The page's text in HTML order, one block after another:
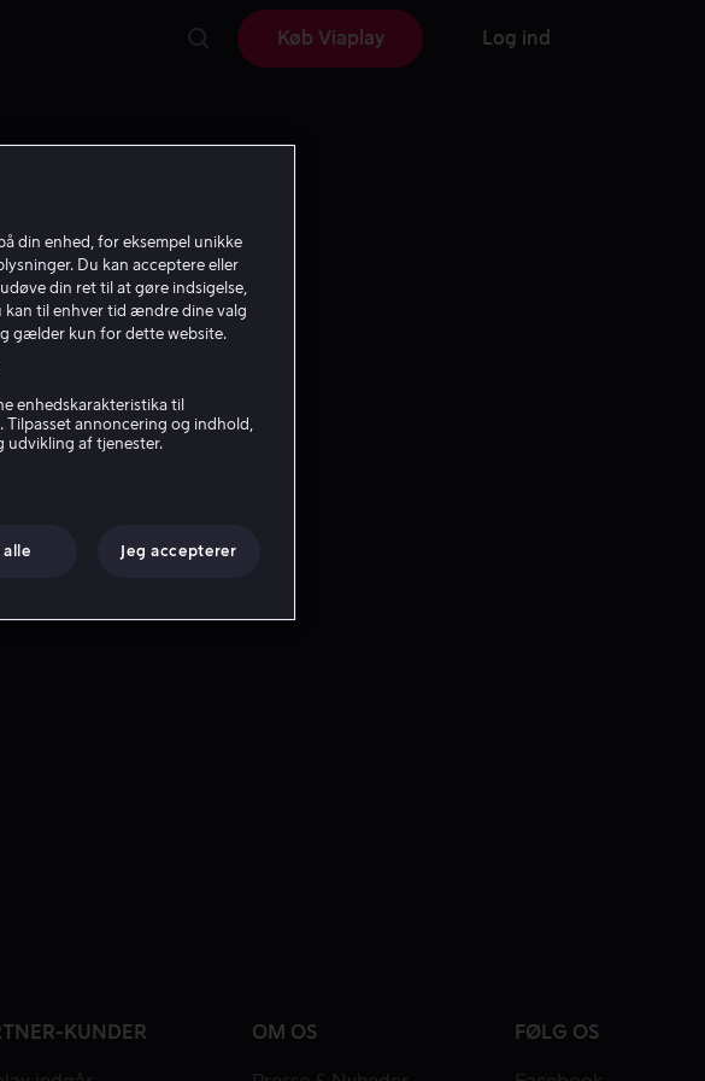
Køb Viaplay Log ind
KUNDER OM OS FØLG OS
din enhed, for eksempel unikke
Du kan acceptere eller
din ret til at gøre indsigelse,
kan til enhver tid ændre dine valg
gælder kun for dette website.
enhedskarakteristika til
annoncering og indhold,
udvikling af tjenester.
alle Jeg accepterer